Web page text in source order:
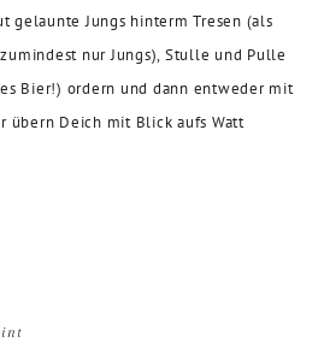
gelaunte Jungs hinterm Tresen (als
nur Jungs), Stulle und Pulle
Bier!) ordern und dann entweder mit
übern Deich mit Blick aufs Watt